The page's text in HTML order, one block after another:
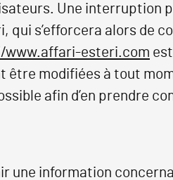
Une interruption
s’efforcera alors de
esteri.com
être modifiées à tout
afin d’en prendre
une information